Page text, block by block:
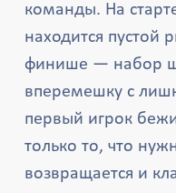
команды. На
находится пустой
финише — набор
вперемешку с
первый игрок
только то, что
возвращается и